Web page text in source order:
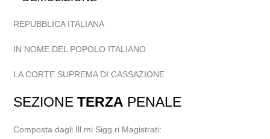
REPUBBLICA ITALIANA
IN NOME DEL POPOLO ITALIANO
LA CORTE SUPREMA DI CASSAZIONE
SEZIONETERZA PENALE
Composta dagli Ill.mi Sigg.ri Magistrati: